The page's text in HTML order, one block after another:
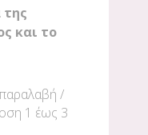
και το
/
1 έως 3